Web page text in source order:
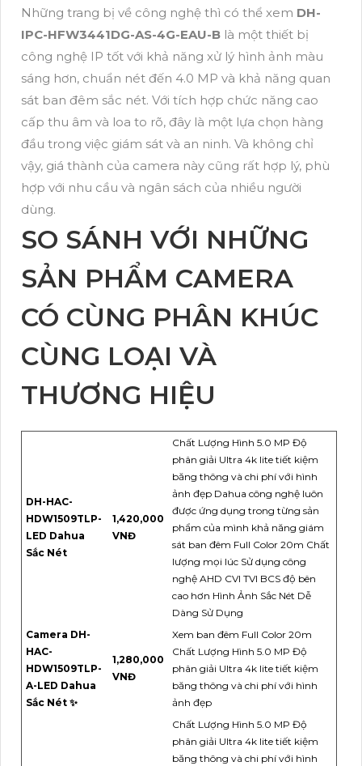
Những trang bị về công nghệ thì có thể xem DH-
IPC-HFW3441DG-AS-4G-EAU-B là một thiết bị
công nghệ IP tốt với khả năng xử lý hình ảnh màu
sáng hơn, chuẩn nét đến 4.0 MP và khả năng quan
sát ban đêm sắc nét. Với tích hợp chức năng cao
cấp thu âm và loa to rõ, đây là một lựa chọn hàng
đầu trong việc giám sát và an ninh. Và không chỉ
vậy, giá thành của camera này cũng rất hợp lý, phù
hợp với nhu cầu và ngân sách của nhiều người
dùng.
SO SÁNH VỚI NHỮNG
SẢN PHẨM CAMERA
CÓ CÙNG PHÂN KHÚC
CÙNG LOẠI VÀ
THƯƠNG HIỆU
DH-HAC-
HDW1509TLP-
LED Dahua
Sắc Nét
1,420,000
VNĐ
Chất Lượng Hình 5.0 MP Độ
phân giải Ultra 4k lite tiết kiệm
băng thông và chi phí với hình
ảnh đẹp Dahua công nghệ luôn
được ứng dụng trong từng sản
phẩm của mình khả năng giám
sát ban đêm Full Color 20m Chất
lượng mọi lúc Sử dụng công
nghệ AHD CVI TVI BCS độ bên
cao hơn Hình Ảnh Sắc Nét Dễ
Dàng Sử Dụng
Camera DH-
HAC-
HDW1509TLP-
A-LED Dahua
Sắc Nét ✨
1,280,000
VNĐ
Xem ban đêm Full Color 20m
Chất Lượng Hình 5.0 MP Độ
phân giải Ultra 4k lite tiết kiệm
băng thông và chi phí với hình
ảnh đẹp
Chất Lượng Hình 5.0 MP Độ
phân giải Ultra 4k lite tiết kiệm
băng thông và chi phí với hình